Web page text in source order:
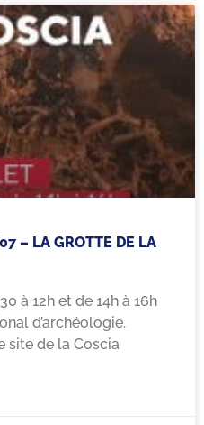
– LA GROTTE DE LA
à 12h et de 14h à 16h
d’archéologie.
site de la Coscia